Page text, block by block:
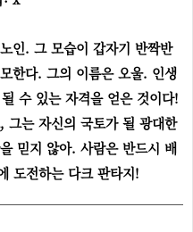
인. 그 모습이 갑자기 반짝반
한다. 그의 이름은 오울. 인생
수 있는 자격을 얻은 것이다!
그는 자신의 국토가 될 광대한
믿지 않아. 사람은 반드시 배
도전하는 다크 판타지!